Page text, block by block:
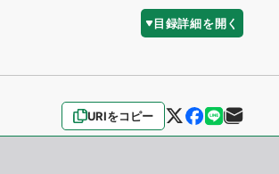
目録詳細を開く
URIをコピー